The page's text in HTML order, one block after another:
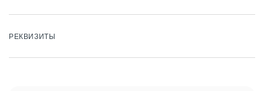
РЕКВИЗИТЫ